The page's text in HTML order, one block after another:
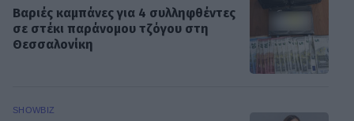
Βαριές καμπάνες για 4 συλληφθέντες
σε στέκι παράνομου τζόγου στη
Θεσσαλονίκη
SHOWBIZ